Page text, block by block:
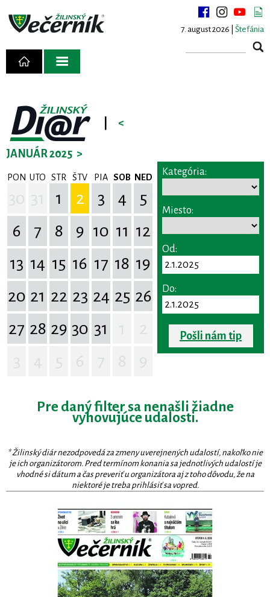
7. august 2026 | Štefánia
<
JANUÁR 2025 >
PON UTO STR ŠTV PIA SOB NED
1 2 3 4
5
6
7 8 9 10 11 12
13 14 15 16 17 18 19
20 21 22 23 24 25 26
27 28 29 30 31
Kategória:
Miesto:
Od:
Do:
Pošli nám tip
Pre daný filter sa nenašli žiadne
vyhovujúce udalosti.
* Žilinský diár nezodpovedá za zmeny uverejnených udalostí, nakoľko nie
je ich organizátorom. Pred termínom konania sa jednotlivých udalostí je
vhodné si dátum a čas preveriť u organizátora aj z toho dôvodu, že na
niektoré je treba prihlásiť sa vopred.